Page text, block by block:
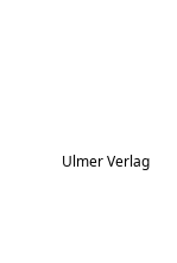
Ulmer Verlag